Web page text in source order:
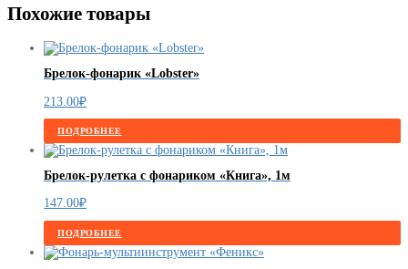
Похожие товары
Брелок-фонарик «Lobster»
213.00₽
ПОДРОБНЕЕ
Брелок-рулетка с фонариком «Книга», 1м
147.00₽
ПОДРОБНЕЕ